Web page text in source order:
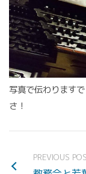
写真で伝わります
さ！
PREVIOUS